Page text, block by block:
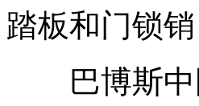
踏板和门锁
巴博斯中